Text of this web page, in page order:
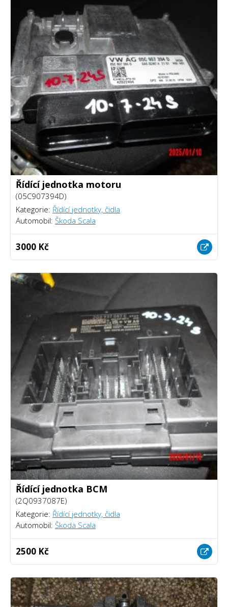
Řídící jednotka motoru
(05C907394D)
Kategorie: Řídící jednotky, čidla
Automobil: Škoda Scala
3000 Kč
Řídící jednotka BCM
(2Q0937087E)
Kategorie: Řídící jednotky, čidla
Automobil: Škoda Scala
2500 Kč